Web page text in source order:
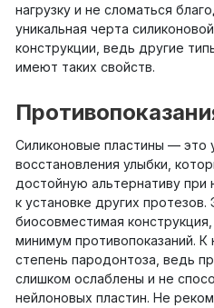
нагрузку и не сломаться
уникальная черта
конструкции, ведь другие
имеют таких свойств.
Силиконовые пластины — это
восстановления улыбки,
достойную альтернативу при
к установке других
биосовместимая
минимум противопоказаний. К
степень пародонтоза, ведь
слишком ослаблены и не
нейлоновых пластин. Не